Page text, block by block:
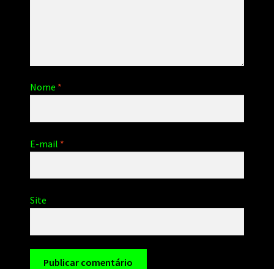
Nome *
E-mail *
Site